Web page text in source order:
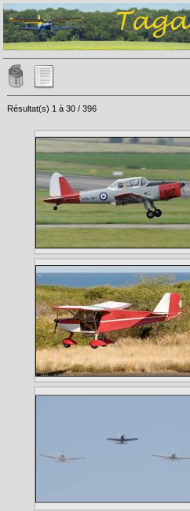
Résultat(s) 1 à 30 / 396